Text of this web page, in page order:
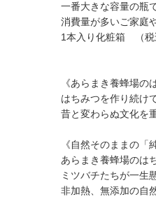
一番大きな容量の瓶
消費量が多いご家庭
1本入り化粧箱 （税
《あらまき養蜂場の
はちみつを作り続け
昔と変わらぬ文化を
《自然そのままの「
あらまき養蜂場のは
ミツバチたちが一生
非加熱、無添加の自